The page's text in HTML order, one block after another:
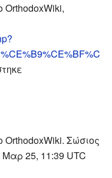
Σώσιος
Μαρ 25, 11:39 UTC